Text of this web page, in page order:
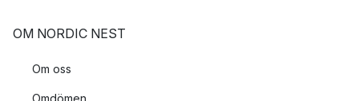
OM NORDIC NEST
Om oss
Omdömen